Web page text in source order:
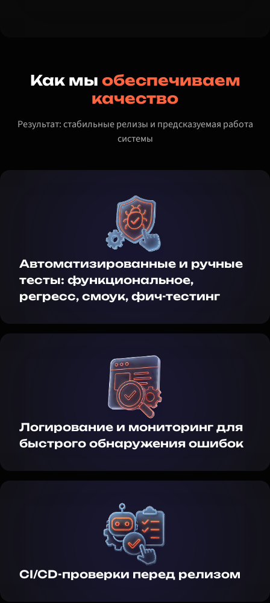
Как мы обеспечиваем
качество
Результат: стабильные релизы и предсказуемая работа
системы
Автоматизированные и ручные
тесты: функциональное,
регресс, смоук, фич-тестинг
Логирование и мониторинг для
быстрого обнаружения ошибок
CI/CD-проверки перед релизом